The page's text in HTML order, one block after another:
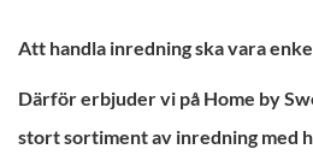
Att handla inredning ska vara
Därför erbjuder vi på Home by
stort sortiment av inredning med